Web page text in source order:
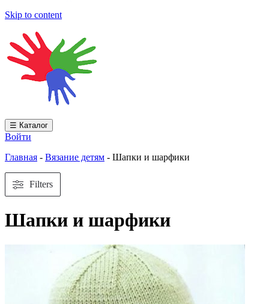
Skip to content
☰ Каталог
Войти
Главная - Вязание детям - Шапки и шарфики
Filters
Шапки и шарфики